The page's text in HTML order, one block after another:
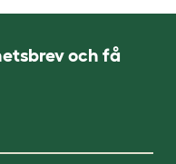
och få